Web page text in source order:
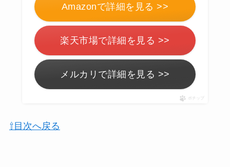
Amazonで詳細を見る >>
楽天市場で詳細を見る >>
メルカリで詳細を見る >>
ポチップ
⇧目次へ戻る